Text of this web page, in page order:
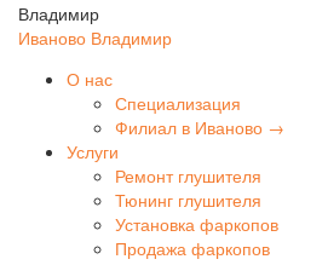
Владимир
Иваново Владимир
О нас
Специализация
Филиал в Иваново →
Услуги
Ремонт глушителя
Тюнинг глушителя
Установка фаркопов
Продажа фаркопов